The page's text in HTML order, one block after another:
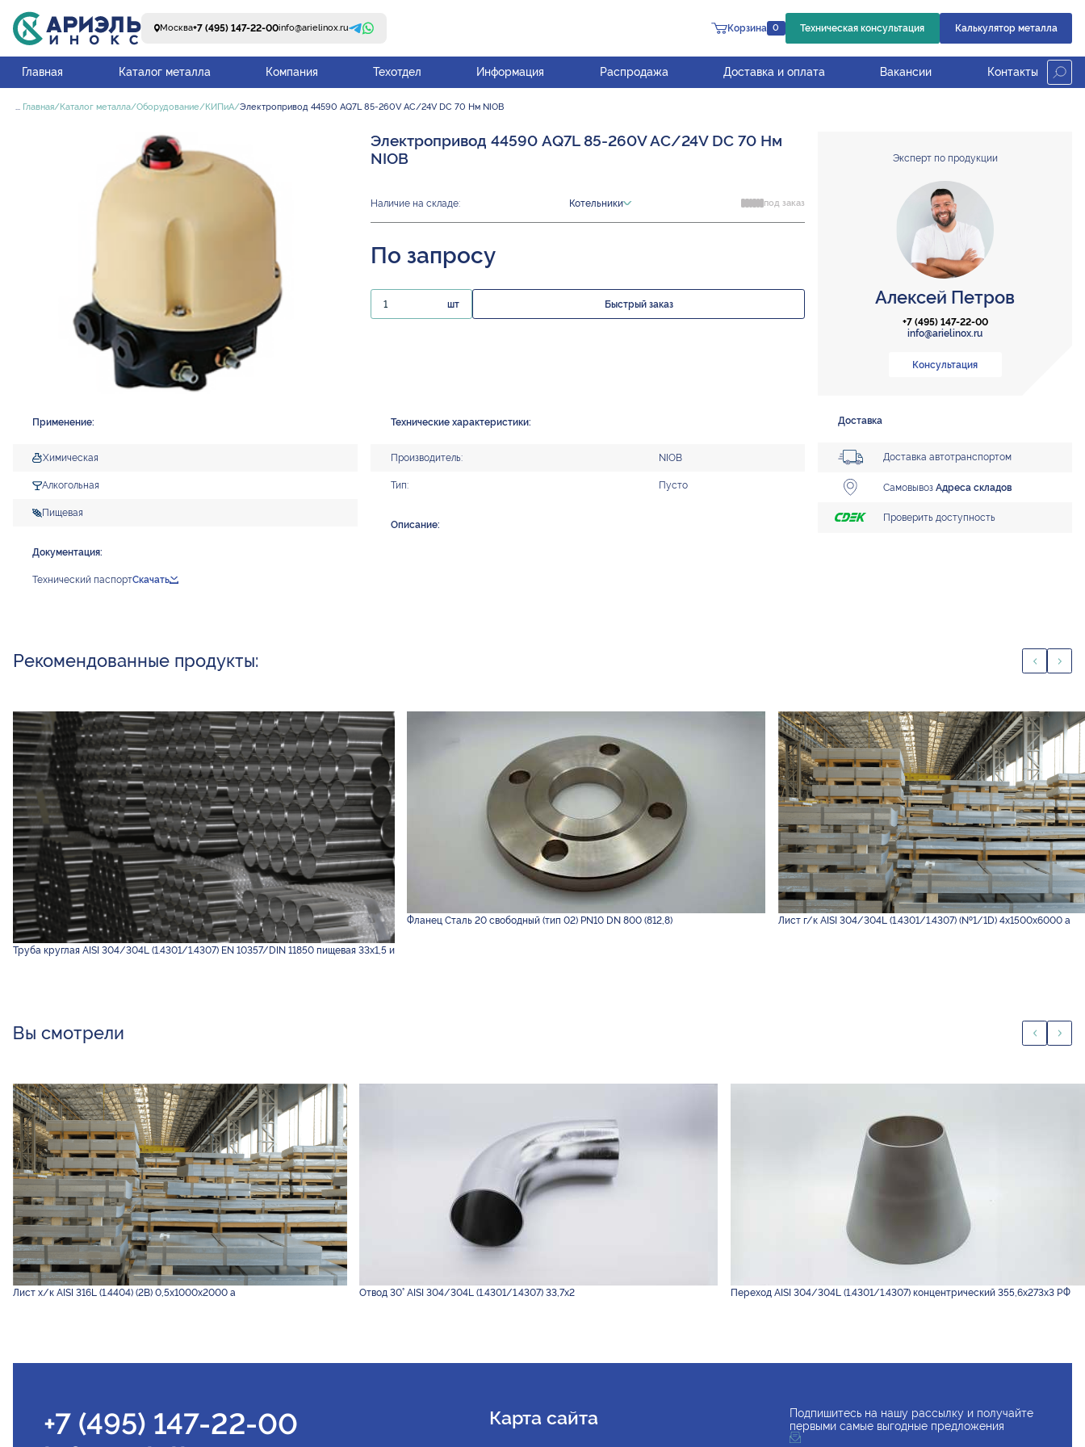
Москва+7 (495) 147-22-00info@arielinox.ru Корзина 0 Техническая консультация Калькулятор металла
Главная Каталог металла Компания Техотдел Информация Распродажа Доставка и оплата Вакансии Контакты
... Главная Каталог металла Оборудование КИПиА Электропривод 44590 AQ7L 85-260V AC/24V DC 70 Нм NIOB
Электропривод 44590 AQ7L 85-260V AC/24V DC 70 Нм
NIOB
Наличие на складе: Котельники под заказ
По запросу
шт Быстрый заказ
Применение:
Химическая
Алкогольная
Пищевая
Документация:
Технический паспортСкачать
Технические характеристики:
Производитель: NIOB
Тип: Пусто
Описание:
Эксперт по продукции
Алексей Петров
+7 (495) 147-22-00
info@arielinox.ru
Консультация
Доставка
Доставка автотранспортом
СамовывозАдреса складов
Проверить доступность
Рекомендованные продукты:
Труба круглая AISI 304/304L (1.4301/1.4307) EN 10357/DIN 11850 пищевая 33х1,5 и
Фланец Сталь 20 свободный (тип 02) PN10 DN 800 (812,8) Лист г/к AISI 304/304L (1.4301/1.4307) (№1/1D) 4х1500х6000 а
Вы смотрели
Лист х/к AISI 316L (1.4404) (2B) 0,5х1000х2000 а Отвод 30° AISI 304/304L (1.4301/1.4307) 33,7х2 Переход AISI 304/304L (1.4301/1.4307) концентрический 355,6х273х3 РФ
Подпишитесь на нашу рассылку и получайте
первыми самые выгодные предложения
+7 (495) 147-22-00
Карта сайта